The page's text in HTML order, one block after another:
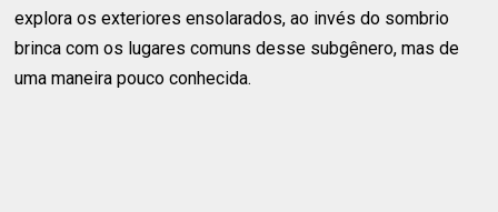
explora os exteriores ensolarados, ao invés do sombrio
brinca com os lugares comuns desse subgênero, mas de
uma maneira pouco conhecida.